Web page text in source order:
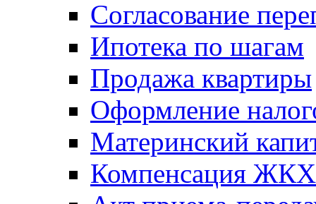
Согласование
Ипотека по шагам
Продажа квартиры
Оформление
Материнский
Компенсация ЖКХ